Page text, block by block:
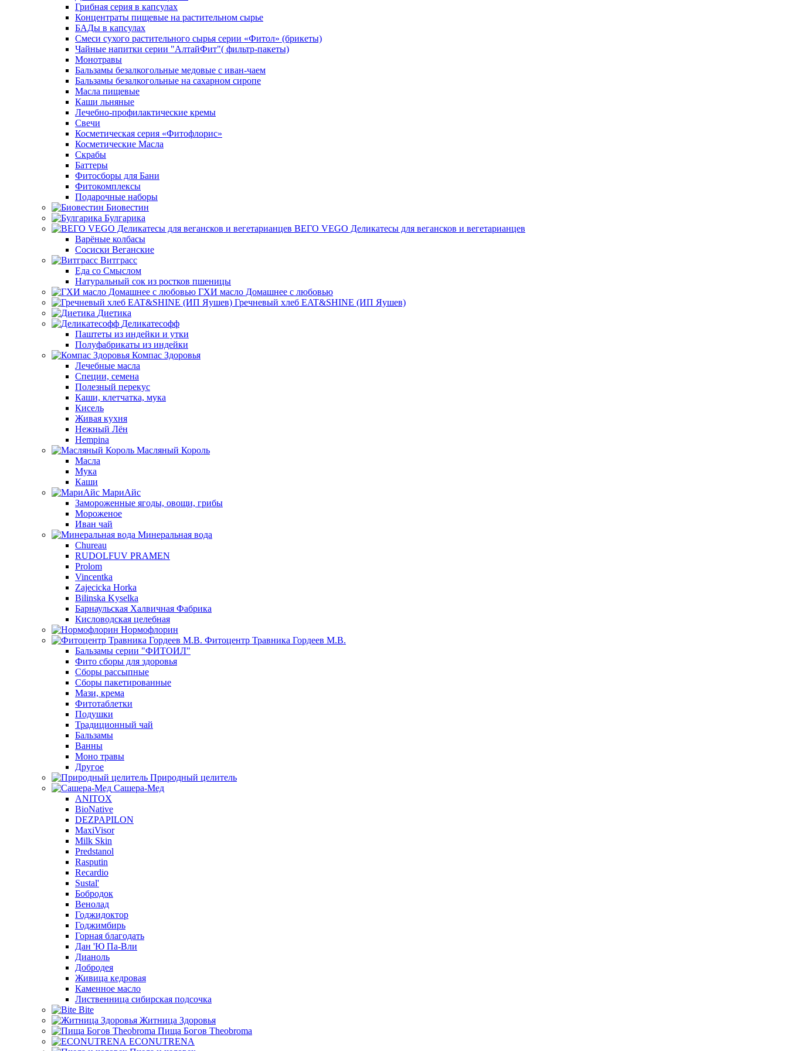
Грибная серия в капсулах
Концентраты пищевые на растительном сырье
БАДы в капсулах
Смеси сухого растительного сырья серии «Фитол» (брикеты)
Чайные напитки серии "АлтайФит"( фильтр-пакеты)
Монотравы
Бальзамы безалкогольные медовые с иван-чаем
Бальзамы безалкогольные на сахарном сиропе
Масла пищевые
Каши льняные
Лечебно-профилактические кремы
Свечи
Косметическая серия «Фитофлорис»
Косметические Масла
Скрабы
Баттеры
Фитосборы для Бани
Фитокомплексы
Подарочные наборы
Биовестин
Булгарика
ВЕГО VEGO Деликатесы для вегансков и вегетарианцев
Варёные колбасы
Сосиски Веганские
Витграсс
Еда со Смыслом
Натуральный сок из ростков пшеницы
ГХИ масло Домашнее с любовью
Гречневый хлеб EAT&SHINE (ИП Яушев)
Диетика
Деликатесофф
Паштеты из индейки и утки
Полуфабрикаты из индейки
Компас Здоровья
Лечебные масла
Специи, семена
Полезный перекус
Каши, клетчатка, мука
Кисель
Живая кухня
Нежный Лён
Hempina
Масляный Король
Масла
Мука
Каши
МариАйс
Замороженные ягоды, овощи, грибы
Мороженое
Иван чай
Минеральная вода
Chureau
RUDOLFUV PRAMEN
Prolom
Vincentka
Zajecicka Horka
Bilinska Kyselka
Барнаульская Халвичная Фабрика
Кисловодская целебная
Нормофлорин
Фитоцентр Травника Гордеев М.В.
Бальзамы серии "ФИТОИЛ"
Фито сборы для здоровья
Сборы рассыпные
Сборы пакетированные
Мази, крема
Фитотаблетки
Подушки
Традиционный чай
Бальзамы
Ванны
Моно травы
Другое
Природный целитель
Сашера-Мед
ANITOX
BioNative
DEZPAPILON
MaxiVisor
Milk Skin
Predstanol
Rasputin
Recardio
Sustal'
Бобродок
Венолад
Годжидоктор
Годжимбирь
Горная благодать
Дан 'Ю Па-Вли
Дианоль
Добродея
Живица кедровая
Каменное масло
Лиственница сибирская подсочка
Bite
Житница Здоровья
Пища Богов Theobroma
ECONUTRENA